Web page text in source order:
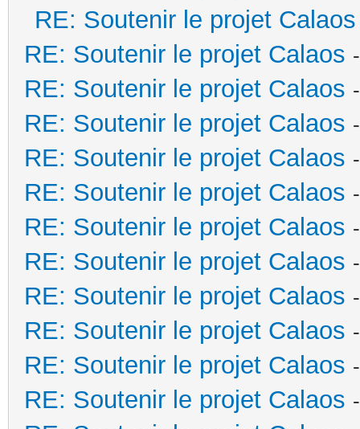
RE: Soutenir le projet Calaos
RE: Soutenir le projet Calaos
RE: Soutenir le projet Calaos
RE: Soutenir le projet Calaos
RE: Soutenir le projet Calaos
RE: Soutenir le projet Calaos
RE: Soutenir le projet Calaos
RE: Soutenir le projet Calaos
RE: Soutenir le projet Calaos
RE: Soutenir le projet Calaos
RE: Soutenir le projet Calaos
RE: Soutenir le projet Calaos